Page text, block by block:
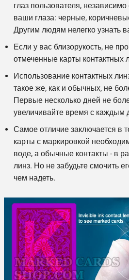
глаз пользователя, независимо
ваши глаза: черные,
Другим людям нелегко узнать
Если у вас близорукость, не
отмеченные карты контактных
Использование контактных
такое же, как и обычных, не
Первые несколько дней не
увеличивайте время с каждым
Самое отличие заключается в
карты с маркировкой
воде, а обычные контакты - в
линз. Но не забудьте смочить
чем надеть.